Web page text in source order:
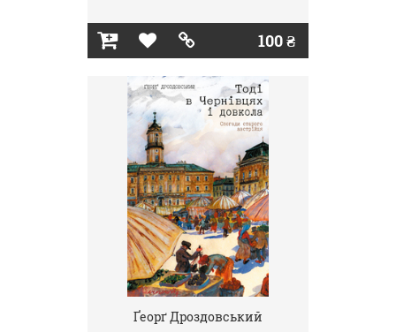
100 ₴
Ґеорґ Дроздовський